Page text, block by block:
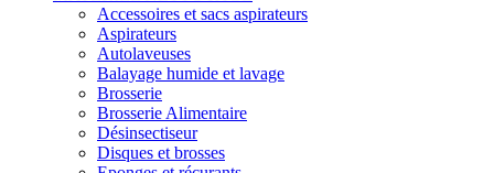
Accessoires et sacs aspirateurs
Aspirateurs
Autolaveuses
Balayage humide et lavage
Brosserie
Brosserie Alimentaire
Désinsectiseur
Disques et brosses